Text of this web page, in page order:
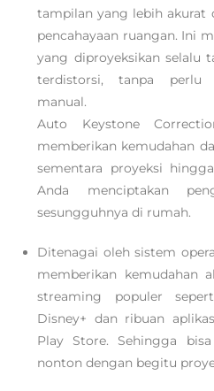
tampilan yang lebih akurat
pencahayaan ruangan. Ini
yang diproyeksikan selalu
terdistorsi, tanpa perlu
manual.
Auto Keystone
memberikan kemudahan
sementara proyeksi
Anda menciptakan
sesungguhnya di rumah.
Ditenagai oleh sistem
memberikan kemudahan
streaming populer
Disney+ dan ribuan
Play Store. Sehingga
nonton dengan begitu